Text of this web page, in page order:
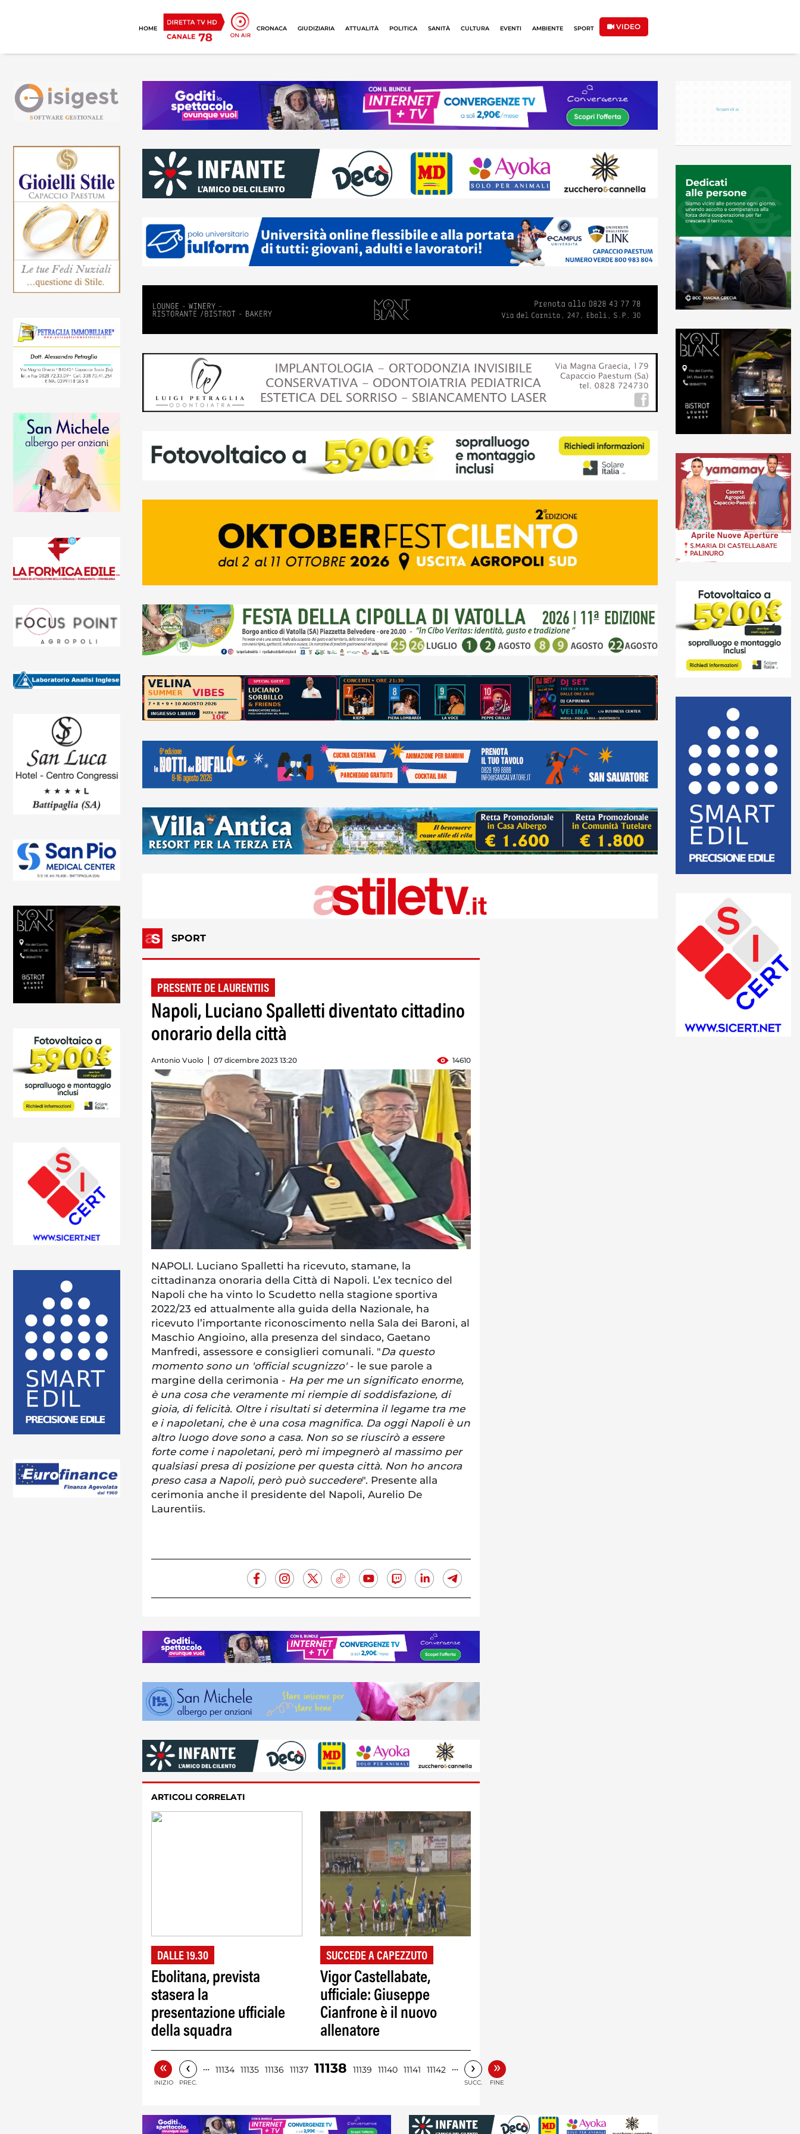
HOME CRONACA GIUDIZIARIA ATTUALITÀ POLITICA SANITÀ CULTURA EVENTI AMBIENTE SPORT VIDEO
SPORT
PRESENTE DE LAURENTIIS
Napoli, Luciano Spalletti diventato cittadino
onorario della città
Antonio Vuolo 07 dicembre 2023 13:20 14610
NAPOLI. Luciano Spalletti ha ricevuto, stamane, la
cittadinanza onoraria della Città di Napoli. L’ex tecnico del
Napoli che ha vinto lo Scudetto nella stagione sportiva
2022/23 ed attualmente alla guida della Nazionale, ha
ricevuto l’importante riconoscimento nella Sala dei Baroni, al
Maschio Angioino, alla presenza del sindaco, Gaetano
Manfredi, assessore e consiglieri comunali. "Da questo
momento sono un 'official scugnizzo' - le sue parole a
margine della cerimonia - Ha per me un significato enorme,
è una cosa che veramente mi riempie di soddisfazione, di
gioia, di felicità. Oltre i risultati si determina il legame tra me
e i napoletani, che è una cosa magnifica. Da oggi Napoli è un
altro luogo dove sono a casa. Non so se riuscirò a essere
forte come i napoletani, però mi impegnerò al massimo per
qualsiasi presa di posizione per questa città. Non ho ancora
preso casa a Napoli, però può succedere". Presente alla
cerimonia anche il presidente del Napoli, Aurelio De
Laurentiis.
ARTICOLI CORRELATI
DALLE 19.30
Ebolitana, prevista
stasera la
presentazione ufficiale
della squadra
SUCCEDE A CAPEZZUTO
Vigor Castellabate,
ufficiale: Giuseppe
Cianfrone è il nuovo
allenatore
«
INIZIO
‹
PREC.
… 11134 11135 11136 11137 11138 11139 11140 11141 11142 … ›
SUCC.
»
FINE